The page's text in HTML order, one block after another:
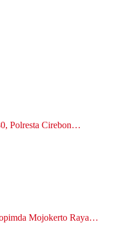
Polresta Cirebon…
Mojokerto Raya…